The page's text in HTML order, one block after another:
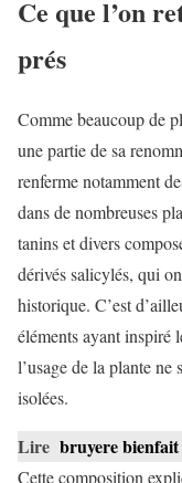
Ce que l’on
prés
Comme beaucoup de
une partie de sa
renferme notamment
dans de nombreuses
tanins et divers
dérivés salicylés, qui
historique. C’est
éléments ayant inspiré
l’usage de la plante ne
isolées.
Lire bruyere
Cette composition